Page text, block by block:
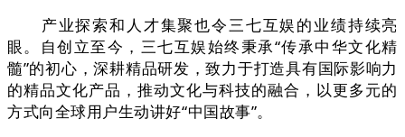
产业探索和人才集聚也令三七互娱的业绩持续亮
眼。自创立至今，三七互娱始终秉承“传承中华文化精
髓”的初心，深耕精品研发，致力于打造具有国际影响力
的精品文化产品，推动文化与科技的融合，以更多元的
方式向全球用户生动讲好“中国故事”。